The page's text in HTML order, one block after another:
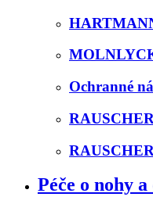
Ochranné
Péče o nohy